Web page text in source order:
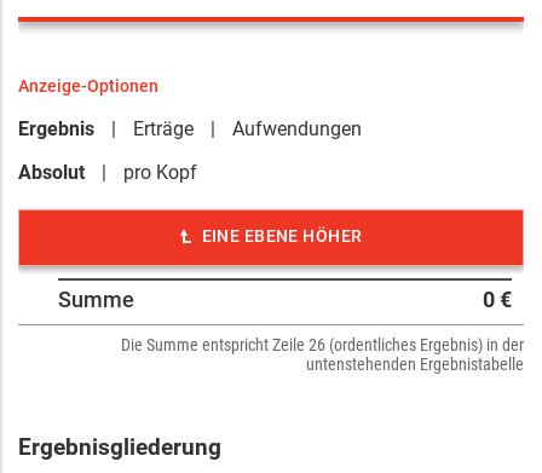
Anzeige-Optionen
Ergebnis Erträge
Aufwendungen
Absolut
pro Kopf
EINE EBENE HÖHER
Summe 0 €
Die Summe entspricht Zeile 26 (ordentliches Ergebnis) in der
untenstehenden Ergebnistabelle
Ergebnisgliederung